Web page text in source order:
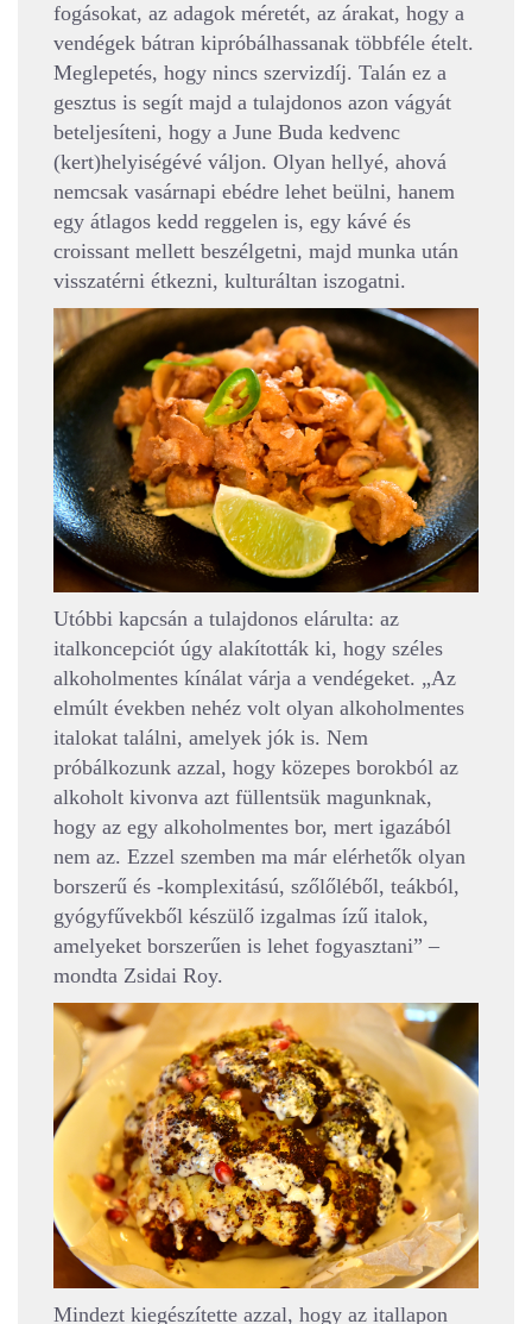
fogásokat, az adagok méretét, az árakat, hogy a
vendégek bátran kipróbálhassanak többféle ételt.
Meglepetés, hogy nincs szervizdíj. Talán ez a
gesztus is segít majd a tulajdonos azon vágyát
beteljesíteni, hogy a June Buda kedvenc
(kert)helyiségévé váljon. Olyan hellyé, ahová
nemcsak vasárnapi ebédre lehet beülni, hanem
egy átlagos kedd reggelen is, egy kávé és
croissant mellett beszélgetni, majd munka után
visszatérni étkezni, kulturáltan iszogatni.
Utóbbi kapcsán a tulajdonos elárulta: az
italkoncepciót úgy alakították ki, hogy széles
alkoholmentes kínálat várja a vendégeket. „Az
elmúlt években nehéz volt olyan alkoholmentes
italokat találni, amelyek jók is. Nem
próbálkozunk azzal, hogy közepes borokból az
alkoholt kivonva azt füllentsük magunknak,
hogy az egy alkoholmentes bor, mert igazából
nem az. Ezzel szemben ma már elérhetők olyan
borszerű és -komplexitású, szőlőléből, teákból,
gyógyfűvekből készülő izgalmas ízű italok,
amelyeket borszerűen is lehet fogyasztani” –
mondta Zsidai Roy.
Mindezt kiegészítette azzal, hogy az itallapon